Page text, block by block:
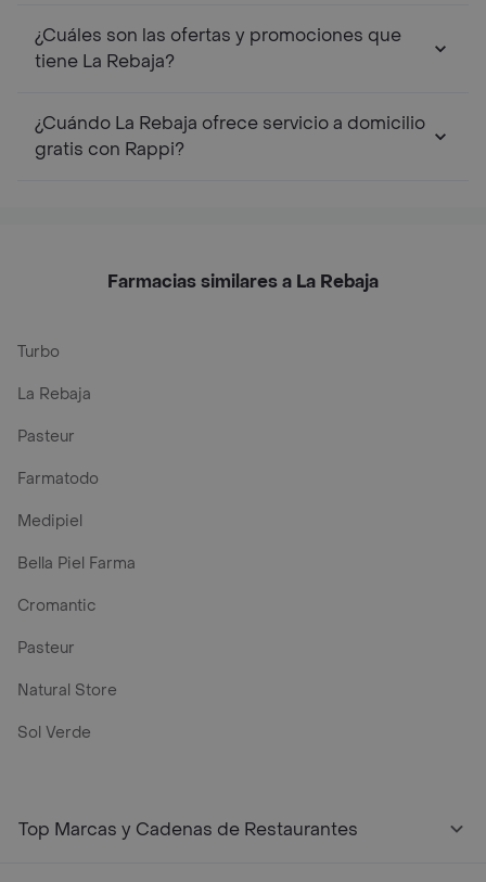
¿Cuáles son las ofertas y promociones que
tiene La Rebaja?
¿Cuándo La Rebaja ofrece servicio a domicilio
gratis con Rappi?
Farmacias similares a La Rebaja
Turbo
La Rebaja
Pasteur
Farmatodo
Medipiel
Bella Piel Farma
Cromantic
Pasteur
Natural Store
Sol Verde
Top Marcas y Cadenas de Restaurantes